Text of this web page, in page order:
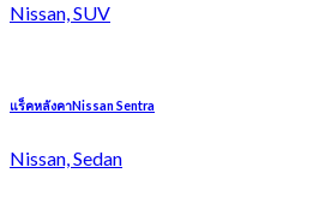
Nissan, SUV
แร็คหลังคาNissan Sentra
Nissan, Sedan